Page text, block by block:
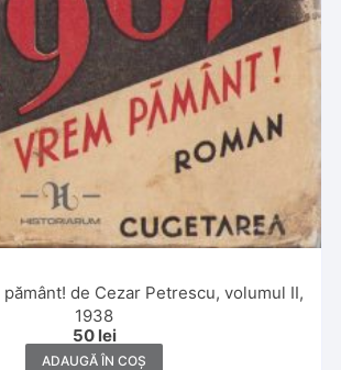
pământ! de Cezar Petrescu, volumul II,
1938
50 lei
ADAUGĂ ÎN COȘ